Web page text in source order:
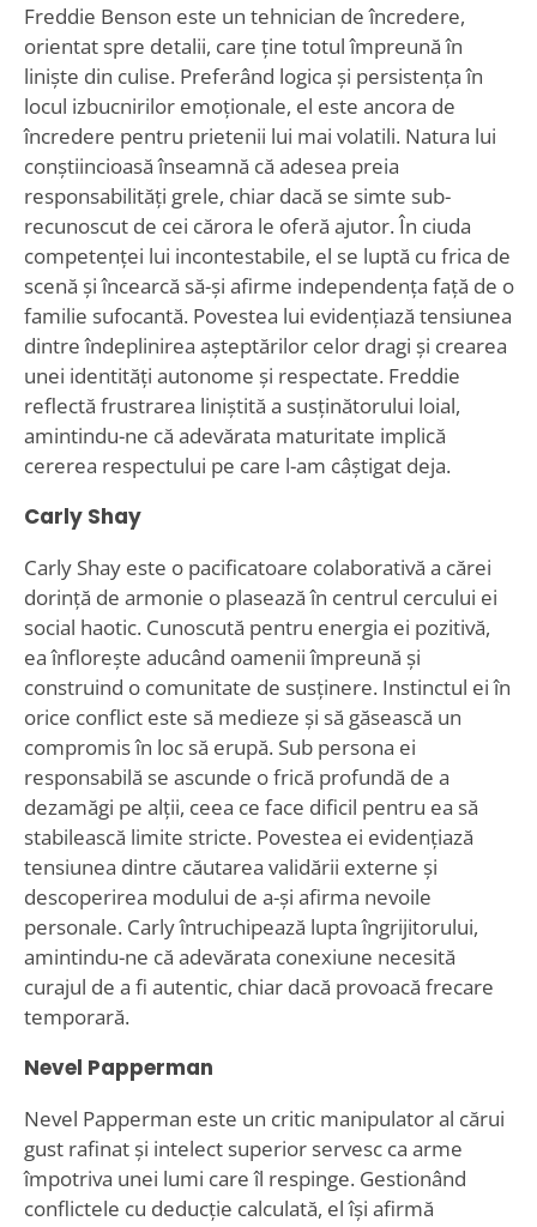
Freddie Benson este un tehnician de încredere,
orientat spre detalii, care ține totul împreună în
liniște din culise. Preferând logica și persistența în
locul izbucnirilor emoționale, el este ancora de
încredere pentru prietenii lui mai volatili. Natura lui
conștiincioasă înseamnă că adesea preia
responsabilități grele, chiar dacă se simte sub-
recunoscut de cei cărora le oferă ajutor. În ciuda
competenței lui incontestabile, el se luptă cu frica de
scenă și încearcă să-și afirme independența față de o
familie sufocantă. Povestea lui evidențiază tensiunea
dintre îndeplinirea așteptărilor celor dragi și crearea
unei identități autonome și respectate. Freddie
reflectă frustrarea liniștită a susținătorului loial,
amintindu-ne că adevărata maturitate implică
cererea respectului pe care l-am câștigat deja.
Carly Shay
Carly Shay este o pacificatoare colaborativă a cărei
dorință de armonie o plasează în centrul cercului ei
social haotic. Cunoscută pentru energia ei pozitivă,
ea înflorește aducând oamenii împreună și
construind o comunitate de susținere. Instinctul ei în
orice conflict este să medieze și să găsească un
compromis în loc să erupă. Sub persona ei
responsabilă se ascunde o frică profundă de a
dezamăgi pe alții, ceea ce face dificil pentru ea să
stabilească limite stricte. Povestea ei evidențiază
tensiunea dintre căutarea validării externe și
descoperirea modului de a-și afirma nevoile
personale. Carly întruchipează lupta îngrijitorului,
amintindu-ne că adevărata conexiune necesită
curajul de a fi autentic, chiar dacă provoacă frecare
temporară.
Nevel Papperman
Nevel Papperman este un critic manipulator al cărui
gust rafinat și intelect superior servesc ca arme
împotriva unei lumi care îl respinge. Gestionând
conflictele cu deducție calculată, el își afirmă